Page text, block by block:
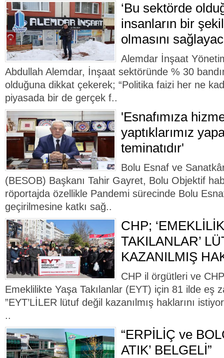
‘Bu sektörde
insanların bir
olmasını
Alemdar İnşaat
Abdullah Alemdar, İnşaat sektöründe % 30
olduğuna dikkat çekerek; “Politika faizi her ne
piyasada bir de gerçek f..
'Esnafımıza
yaptıklarımız
teminatıdır'
Bolu Esnaf ve
(BESOB) Başkanı Tahir Gayret, Bolu Objektif
röportajda özellikle Pandemi sürecinde Bolu
geçirilmesine katkı sağ..
CHP;
TAKILANLAR’
KAZANILMIŞ
CHP il örgütleri ve
Emeklilikte Yaşa Takılanlar (EYT) için 81 ilde eş
”EYT’LİLER lütuf değil kazanılmış haklarını
..
“ERPİLİÇ ve
ATIK’ BELGELİ”